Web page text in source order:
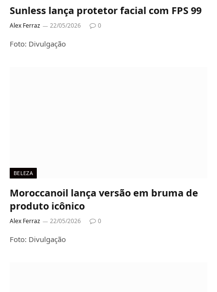
Sunless lança protetor facial com FPS 99
Alex Ferraz 22/05/2026 0
Foto: Divulgação
BELEZA
Moroccanoil lança versão em bruma de
produto icônico
Alex Ferraz 22/05/2026 0
Foto: Divulgação